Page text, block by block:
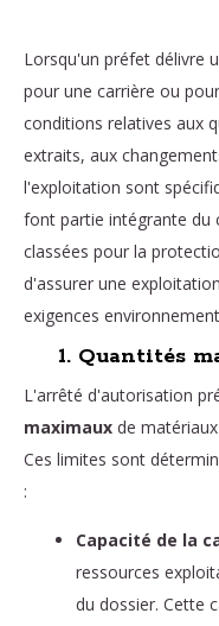
Lorsqu'un préfet délivre
pour une carrière ou
conditions relatives aux
extraits, aux
l'exploitation sont
font partie intégrante du
classées pour la
d'assurer une
exigences
1. Quantités
L'arrêté d'autorisation
maximaux de
Ces limites sont
:
Capacité de la
ressources
du dossier. Cette